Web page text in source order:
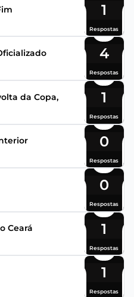
1
Respostas
4
Respostas
da Copa, 1
Respostas
0
Respostas
0
Respostas
Ceará 1
Respostas
1
Respostas